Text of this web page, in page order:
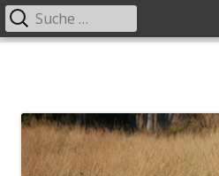
Primäres
Suche
nach: